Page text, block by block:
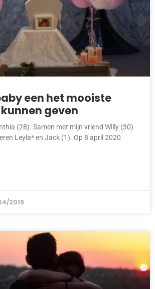
een het mooiste
geven
(28). Samen met mijn vriend Willy (30)
Leyla* en Jack (1). Op 8 april 2020
2019